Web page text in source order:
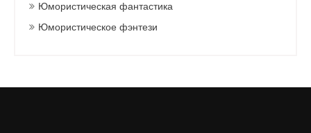
Юмористическая фантастика
Юмористическое фэнтези